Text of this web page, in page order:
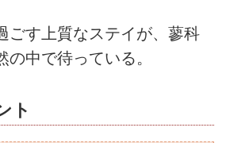
ごす上質なステイが、蓼科
の中で待っている。
ト